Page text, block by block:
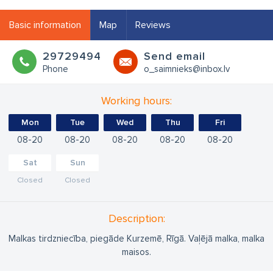
Basic information Map Reviews
29729494
Phone
Send email
o_saimnieks@inbox.lv
Working hours:
Mon
08 20
Tue
08 20
Wed
08 20
Thu
08 20
Fri
08 20
Sat
Closed
Sun
Closed
Description:
Malkas tirdzniecība, piegāde Kurzemē, Rīgā. Vaļējā malka, malka
maisos.